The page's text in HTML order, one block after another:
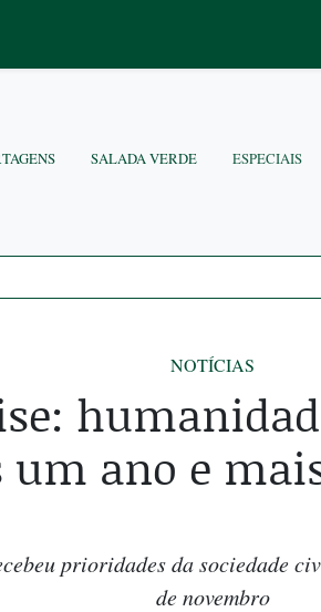
SALADA VERDE ESPECIAIS
NOTÍCIAS
ano e
prioridades da sociedade
de novembro